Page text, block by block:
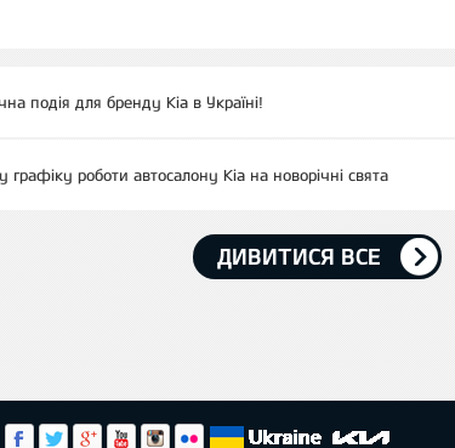
подія для бренду Kia в Україні!
графіку роботи автосалону Kia на новорічні свята
ДИВИТИСЯ ВСЕ